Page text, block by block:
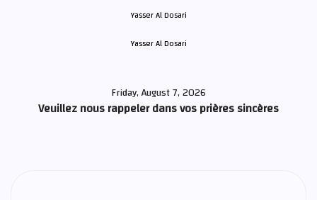
Yasser Al Dosari
Friday, August 7, 2026
Veuillez nous rappeler dans vos prières sincères